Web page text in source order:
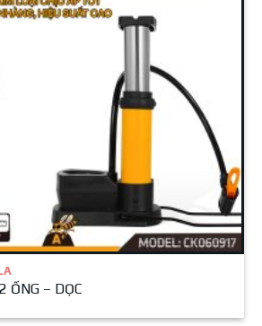
ỐNG – DỌC